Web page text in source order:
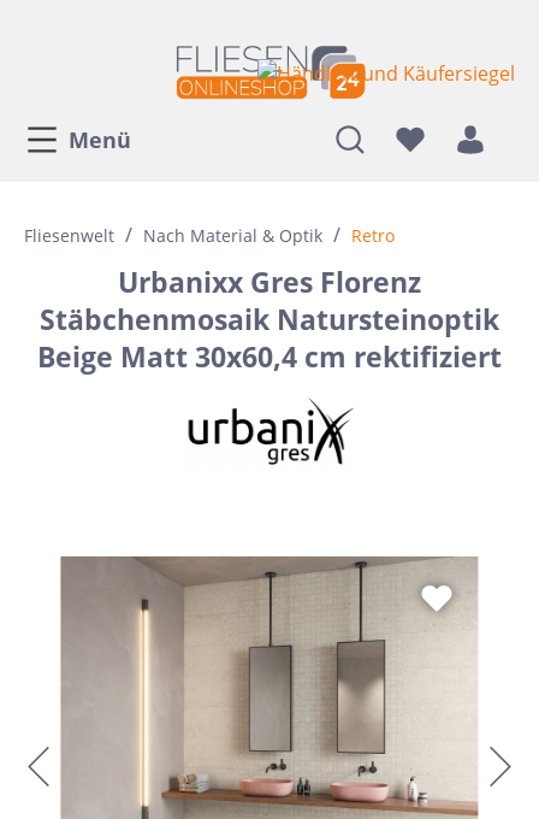
Menü
Fliesenwelt / Nach Material & Optik / Retro
Urbanixx Gres Florenz
Stäbchenmosaik Natursteinoptik
Beige Matt 30x60,4 cm rektifiziert